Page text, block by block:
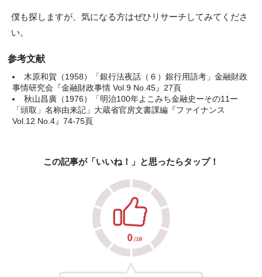
僕も探しますが、気になる方はぜひリサーチしてみてくださ
い。
参考文献
木原和賀（1958）「銀行法夜話（６）銀行用語考」金融財政
事情研究会『金融財政事情 Vol.9 No.45』27頁
秋山昌廣（1976）「明治100年よこみち金融史ーその11ー
「頭取」名称由来記」大蔵省官房文書課編『ファイナンス
Vol.12 No.4』74-75頁
この記事が「いいね！」と思ったらタップ！